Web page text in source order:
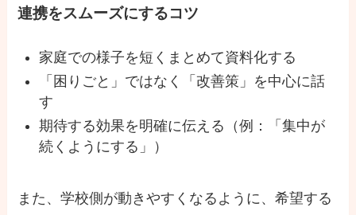
連携をスムーズにするコツ
家庭での様子を短くまとめて資料化する
「困りごと」ではなく「改善策」を中心に話
す
期待する効果を明確に伝える（例：「集中が
続くようにする」）
また、学校側が動きやすくなるように、希望する